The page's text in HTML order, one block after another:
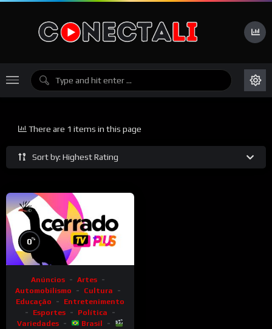
Sort by: Highest Rating
There are 1 items in this page
0%
Anúncios
Artes
Automobilismo
Cultura
Educação
Entretenimento
Esportes
Política
Variedades
Brasil